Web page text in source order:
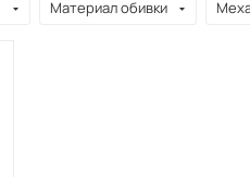
Материал обивки